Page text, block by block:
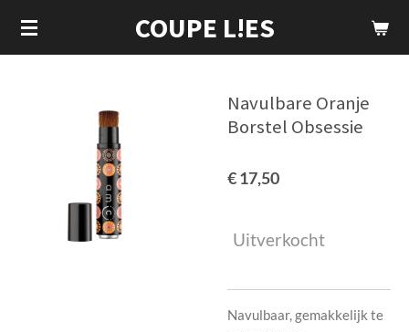
Ga
direct
COUPE L!ES
Navulbare Oranje
Borstel Obsessie
€ 17,50
Uitverkocht
Navulbaar, gemakkelijk te